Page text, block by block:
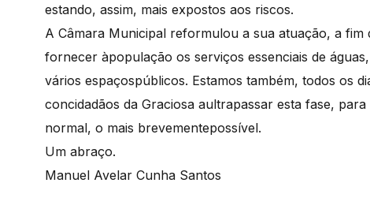
estando, assim, mais expostos aos riscos.
A Câmara Municipal reformulou a sua atuação, a
fornecer àpopulação os serviços essenciais de
vários espaçospúblicos. Estamos também, todos os
concidadãos da Graciosa aultrapassar esta fase,
normal, o mais brevementepossível.
Um abraço.
Manuel Avelar Cunha Santos